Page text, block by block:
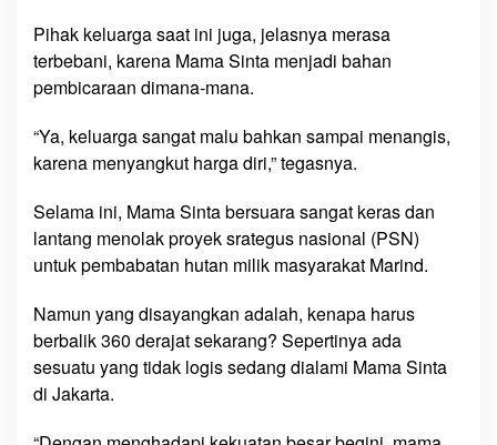
s
K
e
e
l
s
a
P
i
h
Pihak keluarga saat ini juga, jelasnya merasa
terbebani, karena Mama Sinta menjadi bahan
pembicaraan dimana-mana.
“Ya, keluarga sangat malu bahkan sampai menangis,
karena menyangkut harga diri,” tegasnya.
Selama ini, Mama Sinta bersuara sangat keras dan
lantang menolak proyek srategus nasional (PSN)
untuk pembabatan hutan milik masyarakat Marind.
Namun yang disayangkan adalah, kenapa harus
berbalik 360 derajat sekarang? Sepertinya ada
sesuatu yang tidak logis sedang dialami Mama Sinta
di Jakarta.